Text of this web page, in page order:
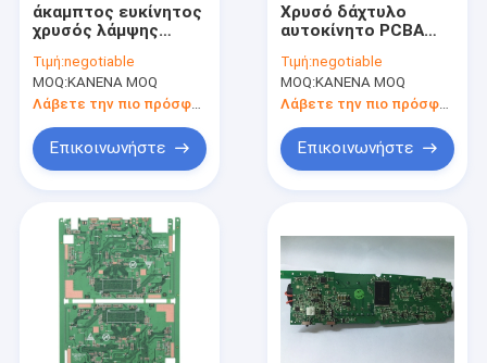
άκαμπτος ευκίνητος
χρυσός λάμψης
πάχους 94v0
0.33.5mm
Τιμή:negotiable
MOQ:ΚΑΝΕΝΑ MOQ
Λάβετε την πιο πρόσφατη τιμή
Επικοινωνήστε
Χρυσό δάχτυλο
αυτοκίνητο PCBA
πρωτοτύπων CEM1
CEM3
Τιμή:negotiable
MOQ:ΚΑΝΕΝΑ MOQ
Επικοινωνήστε